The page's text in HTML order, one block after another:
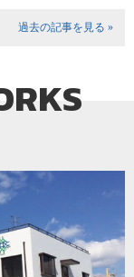
過去の記事を見る »